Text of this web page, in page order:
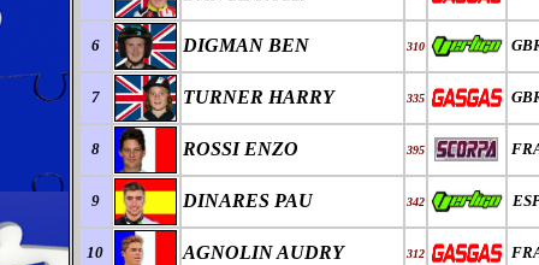
6 DIGMAN BEN 310
7 TURNER HARRY 335
8 ROSSI ENZO 395
9 DINARES PAU 342
10 AGNOLIN AUDRY 312